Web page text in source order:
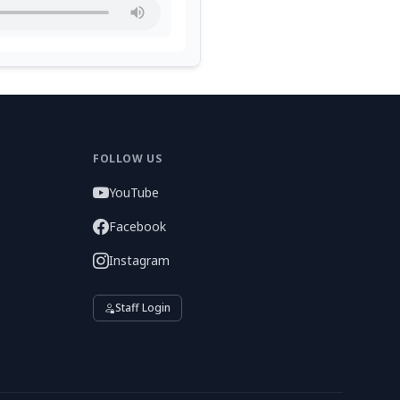
FOLLOW US
YouTube
Facebook
Instagram
Staff Login